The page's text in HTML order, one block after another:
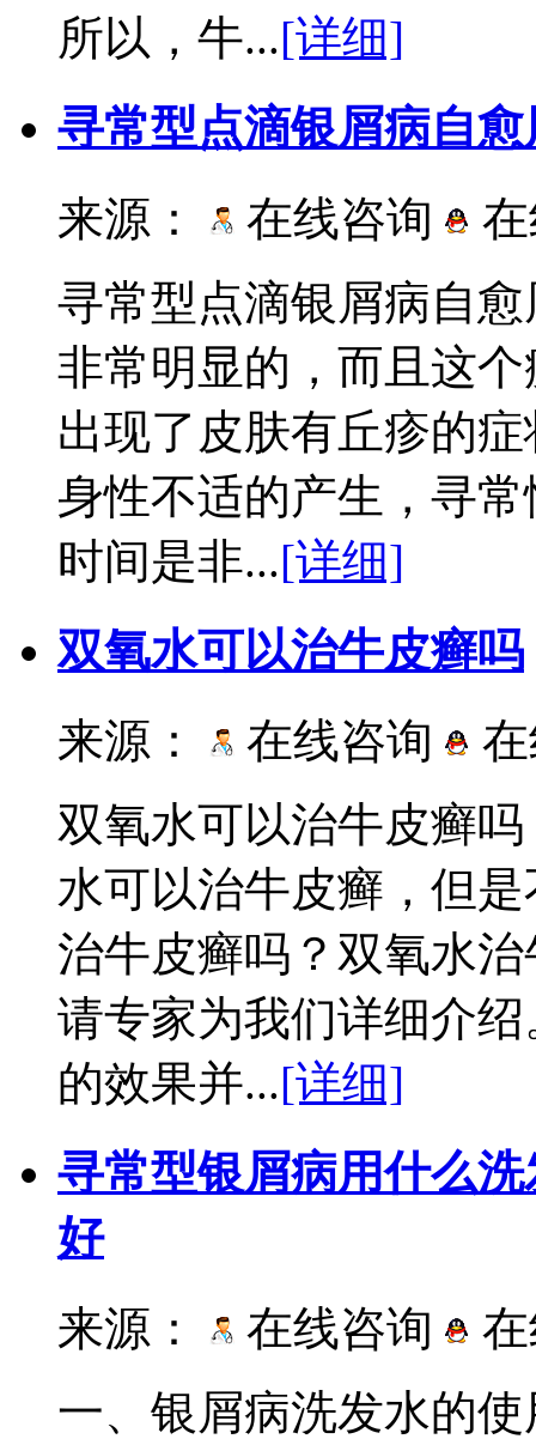
所以，牛...[详细]
寻常型点滴银屑病自愈
来源：
在线咨询
寻常型点滴银屑病自
非常明显的，而且这
出现了皮肤有丘疹的
身性不适的产生，寻
时间是非...[详细]
双氧水可以治牛皮癣吗
来源：
在线咨询
双氧水可以治牛皮癣
水可以治牛皮癣，但
治牛皮癣吗？双氧水
请专家为我们详细介
的效果并...[详细]
寻常型银屑病用什么
好
来源：
在线咨询
一、银屑病洗发水的